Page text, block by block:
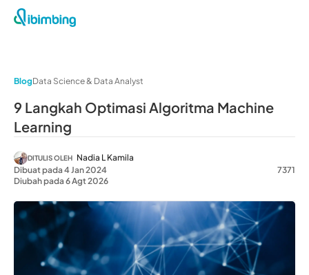
BlogData Science & Data Analyst
9 Langkah Optimasi Algoritma Machine
Learning
DITULIS OLEH Nadia L Kamila
Dibuat pada 4 Jan 2024
Diubah pada 6 Agt 2026
7371